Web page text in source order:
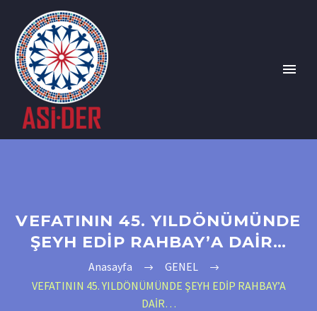
VEFATININ 45. YILDÖNÜMÜNDE
ŞEYH EDİP RAHBAY’A DAİR…
Anasayfa
GENEL
VEFATININ 45. YILDÖNÜMÜNDE ŞEYH EDİP RAHBAY’A
DAİR…